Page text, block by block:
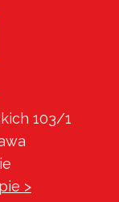
103/1
>